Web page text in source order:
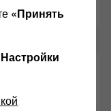
«Принять